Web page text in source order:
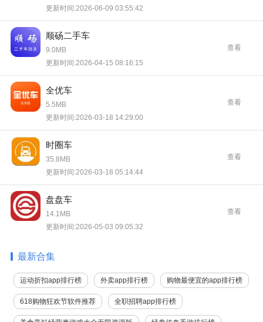
更新时间:2026-06-09 03:55:42
顺砀二手车
9.0MB
更新时间:2026-04-15 08:16:15
查看
全优车
5.5MB
更新时间:2026-03-18 14:29:00
查看
时圈车
35.8MB
更新时间:2026-03-18 05:14:44
查看
盘盘车
14.1MB
更新时间:2026-05-03 09:05:32
查看
最新合集
运动折扣app排行榜 外卖app排行榜 购物最便宜的app排行榜
618购物狂欢节软件推荐 全职招聘app排行榜